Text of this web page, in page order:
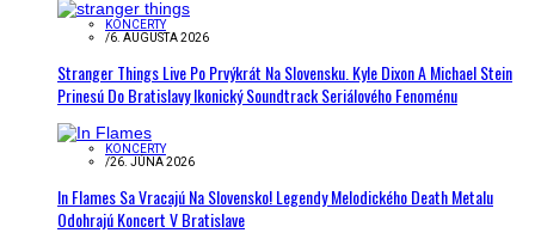
KONCERTY
/6. AUGUSTA 2026
Stranger Things Live Po Prvýkrát Na Slovensku. Kyle Dixon A Michael Stein
Prinesú Do Bratislavy Ikonický Soundtrack Seriálového Fenoménu
KONCERTY
/26. JÚNA 2026
In Flames Sa Vracajú Na Slovensko! Legendy Melodického Death Metalu
Odohrajú Koncert V Bratislave